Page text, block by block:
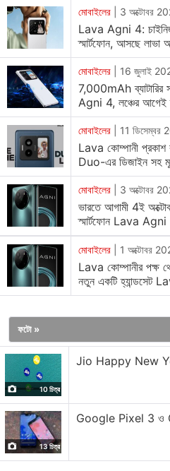
5,000mAh-এর ব্যাটারী আছে।
ভারতে Lava Agni 3-এর দাম এবং
ভারতে চার্জার বিহীন 8জিবিRAM এবং
দাম শুরু হচ্ছে 20,999টাকা থেকে।এইএকই
22,999টাকা।এছাড়াও Lava-র
24,999টাকায় উপলব্ধ আছে।
হ্যান্ডসেটটি ভারতে অ্যামাজনের মাধ্যমে
হবে।এটি হিদারগ্লাস এবং প্রিস্টিনগ্লাস
Lava Agni 3-এর স্পেসিফিকেশন এবং
ডুয়াল ন্যানোসিম যুক্তLava Agni 3
হবে এবং তিনটি OS সংস্করণের আপগ্রেড
আপডেট পাবে। হ্যান্ডসেটটিতে 120Hz
গ্রহণ করা, মেসেজের রিপ্লাই করা,রিয়ার
নিয়ন্ত্রন,টাইমার বা অ্যালার্ম সেট করা
হ্যান্ডসেটটি 8জিবি LPDDR5
Dimensity 7300Xচিপসেট প্রসেসর
মতে,8জিবি পর্যন্ত অব্যবহৃত স্টোরেজটি
যেতে পারে।ফোনটিতে একটি 'অ্যাকশন
মোডের মধ্যে সুইচ হিসেবে ব্যবহার
মোবাইলের 3 অক্টোবর
Lava Agni 4: চাইনিজ
স্মার্টফোন, আসছে লাভা
মোবাইলের 16 জুলাই
7,000mAh ব্যাটারির
Agni 4, লঞ্চের আগেই
মোবাইলের 11 ডিসেম্বর
Lava কোম্পানী
Duo-এর ডিজাইন সহ মূল
মোবাইলের 3 অক্টোবর
ভারতে আগামী 4ই
স্মার্টফোন Lava
মোবাইলের 1 অক্টোবর
Lava কোম্পানীর পক্ষ
নতুন একটি
ফটো »
10 চিত্র
Jio Happy New
13 চিত্র
Google Pixel 3 ও